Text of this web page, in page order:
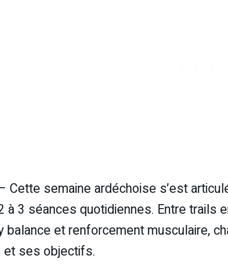
Cette semaine ardéchoise s’est
à 3 séances quotidiennes. Entre trails
balance et renforcement musculaire,
ses objectifs.